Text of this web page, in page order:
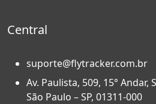
Central
suporte@flytracker.com.br
Av. Paulista, 509, 15° Andar,
São Paulo – SP, 01311-000